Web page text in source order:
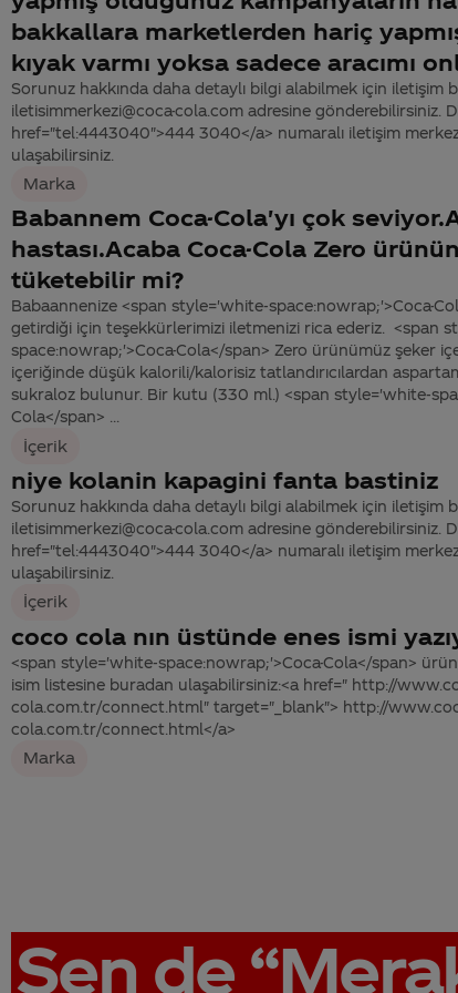
bakkallara marketlerden hariç
kıyak varmı yoksa sadece aracımı
Sorunuz hakkında daha detaylı bilgi alabilmek için iletişim
iletisimmerkezi@coca-cola.com adresine gönderebilirsiniz.
href="tel:4443040">444 3040</a> numaralı iletişim
ulaşabilirsiniz.
Marka
Babannem Coca-Cola'yı çok
hastası.Acaba Coca-Cola Zero
tüketebilir mi?
Babaannenize <span style='white-space:nowrap;'>Coca-
getirdiği için teşekkürlerimizi iletmenizi rica ederiz. <span
space:nowrap;'>Coca-Cola</span> Zero ürünümüz şeker
içeriğinde düşük kalorili/kalorisiz tatlandırıcılardan
sukraloz bulunur. Bir kutu (330 ml.) <span style='white-
Cola</span> ...
İçerik
niye kolanin kapagini fanta bastiniz
Sorunuz hakkında daha detaylı bilgi alabilmek için iletişim
iletisimmerkezi@coca-cola.com adresine gönderebilirsiniz.
href="tel:4443040">444 3040</a> numaralı iletişim
ulaşabilirsiniz.
İçerik
coco cola nın üstünde enes ismi
<span style='white-space:nowrap;'>Coca-Cola</span>
isim listesine buradan ulaşabilirsiniz:<a href=" http://
cola.com.tr/connect.html" target="_blank"> http://
cola.com.tr/connect.html</a>
Marka
Sen de